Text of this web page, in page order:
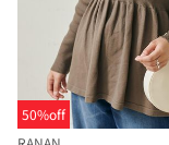
50%off